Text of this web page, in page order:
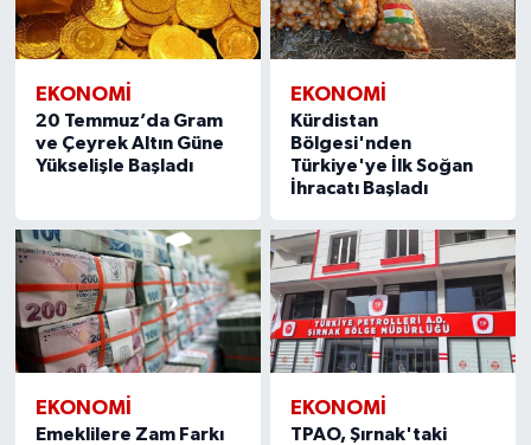
EKONOMI
20 Temmuz’da Gram
ve Çeyrek Altın Güne
Yükselişle Başladı
EKONOMI
Kürdistan
Bölgesi'nden
Türkiye'ye İlk Soğan
İhracatı Başladı
EKONOMI
Emeklilere Zam Farkı
EKONOMI
TPAO, Şırnak'taki